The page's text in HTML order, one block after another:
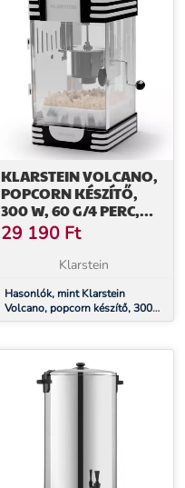
KLARSTEIN VOLCANO,
POPCORN KÉSZÍTŐ,
300 W, 60 G/4 PERC,
ROZSDAMENTES ACÉL
EDÉNY, RETRO
KIALAKÍTÁS
29 190 Ft
Klarstein
Hasonlók, mint Klarstein
Volcano, popcorn készítő, 300
W, 60 g/4 perc, rozsdamentes